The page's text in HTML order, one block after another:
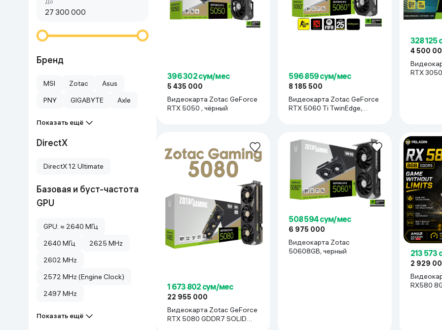
Спортивные товары
Ювелирные изделия
Канцелярия
Очки виртуальной реальности
Бренд
MSI Zotac
Asus
PNY
GIGABYTE Axle
Показать ещё
DirectX
DirectX 12 Ultimate
Базовая и буст-частота
GPU
GPU: ≈ 2640 МГц
2640 МГц
2625 MHz
2602 MHz
2572 MHz (Engine Clock)
2497 MHz
Показать ещё
396 302 сум/мес
5 435 000
Видеокарта Zotac GeForce
RTX 5050 , чёрный
596 859 сум/мес
8 185 500
Видеокарта Zotac GeForce
RTX 5060 Ti TwinEdge,
328 125
4 500
RTX
1 673 802 сум/мес
22 955 000
Видеокарта Zotac GeForce
RTX 5080 GDDR7 SOLID
508 594 сум/мес
6 975 000
Видеокарта Zotac
50608GB, черный
213 573
2 929
RX580